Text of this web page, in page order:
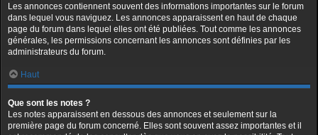
Les annonces contiennent souvent des informations importantes sur le forum
dans lequel vous naviguez. Les annonces apparaissent en haut de chaque
page du forum dans lequel elles ont été publiées. Tout comme les annonces
générales, les permissions concernant les annonces sont définies par les
administrateurs du forum.
Haut
Que sont les notes ?
Les notes apparaissent en dessous des annonces et seulement sur la
première page du forum concerné. Elles sont souvent assez importantes et il